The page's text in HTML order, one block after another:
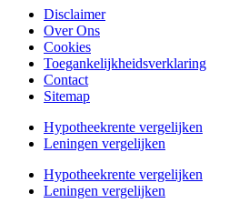
Disclaimer
Over Ons
Cookies
Toegankelijkheidsverklaring
Contact
Sitemap
Hypotheekrente vergelijken
Leningen vergelijken
Hypotheekrente vergelijken
Leningen vergelijken